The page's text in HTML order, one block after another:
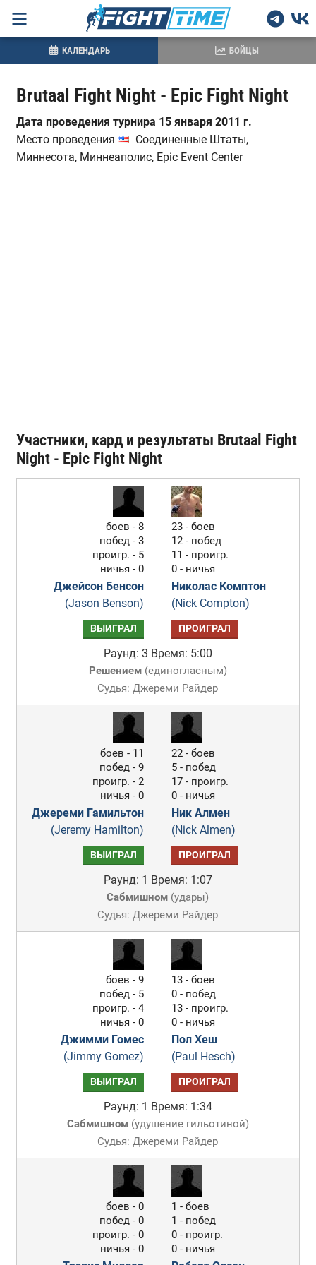
Brutaal Fight Night - Epic Fight Night
Дата проведения турнира 15 января 2011 г.
Место проведения
Соединенные Штаты,
Миннесота, Миннеаполис, Epic Event Center
Участники, кард и результаты Brutaal Fight
Night - Epic Fight Night
боев - 8
побед - 3
проигр. - 5
ничья - 0
Джейсон Бенсон
(Jason Benson)
23 - боев
12 - побед
11 - проигр.
0 - ничья
Николас Комптон
(Nick Compton)
ВЫИГРАЛ ПРОИГРАЛ
Раунд: 3 Время: 5:00
Решением(единогласным)
Судья: Джереми Райдер
боев - 11
побед - 9
проигр. - 2
ничья - 0
Джереми Гамильтон
(Jeremy Hamilton)
22 - боев
5 - побед
17 - проигр.
0 - ничья
Ник Алмен
(Nick Almen)
ВЫИГРАЛ ПРОИГРАЛ
Раунд: 1 Время: 1:07
Сабмишном (удары)
Судья: Джереми Райдер
боев - 9
побед - 5
проигр. - 4
ничья - 0
Джимми Гомес
(Jimmy Gomez)
13 - боев
0 - побед
13 - проигр.
0 - ничья
Пол Хеш
(Paul Hesch)
ВЫИГРАЛ ПРОИГРАЛ
Раунд: 1 Время: 1:34
Сабмишном(удушение гильотиной)
Судья: Джереми Райдер
боев - 0
побед - 0
проигр. - 0
ничья - 0
1 - боев
1 - побед
0 - проигр.
0 - ничья
КАЛЕНДАРЬ БОЙЦЫ